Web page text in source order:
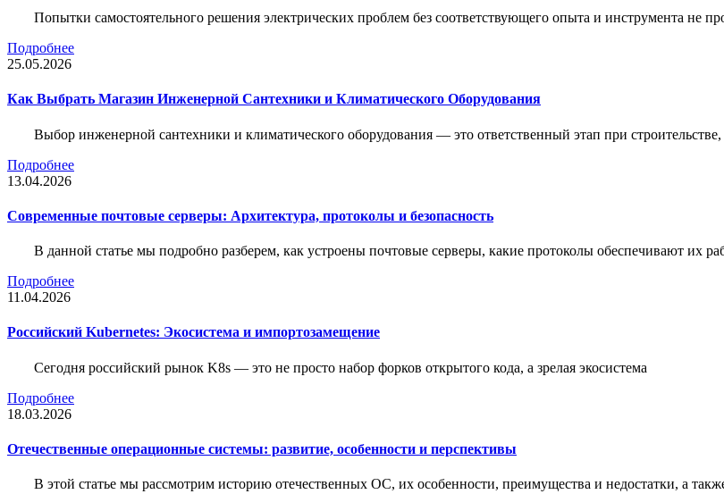
Попытки самостоятельного решения электрических проблем без соответствующего опыта и инструмента не
Подробнее
25.05.2026
Как Выбрать Магазин Инженерной Сантехники и Климатического Оборудования
Выбор инженерной сантехники и климатического оборудования — это ответственный этап при
Подробнее
13.04.2026
Современные почтовые серверы: Архитектура, протоколы и безопасность
В данной статье мы подробно разберем, как устроены почтовые серверы, какие протоколы обеспечивают их
Подробнее
11.04.2026
Российский Kubernetes: Экосистема и импортозамещение
Сегодня российский рынок K8s — это не просто набор форков открытого кода, а зрелая экосистема
Подробнее
18.03.2026
Отечественные операционные системы: развитие, особенности и перспективы
В этой статье мы рассмотрим историю отечественных ОС, их особенности, преимущества и недостатки, а